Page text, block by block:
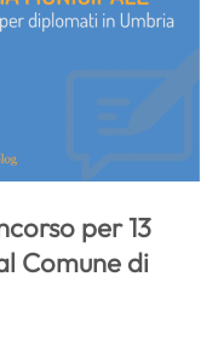
per 13
Comune di